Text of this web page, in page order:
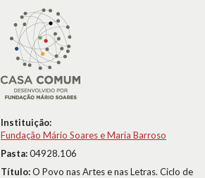
Instituição:
Fundação Mário Soares e Maria Barroso
Pasta:04928.106
Título:O Povo nas Artes e nas Letras. Ciclo de